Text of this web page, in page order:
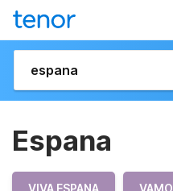
Espana
VIVA ESPANA